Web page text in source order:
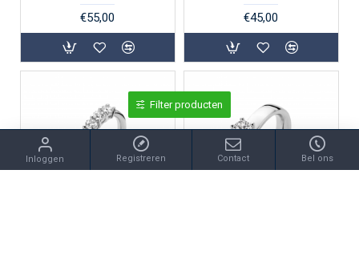
€55,00
€45,00
Inloggen Registreren Contact Bel ons
Filter producten